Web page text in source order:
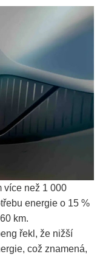
více než 1 000
energie o 15 %
km.
řekl, že nižší
což znamená,